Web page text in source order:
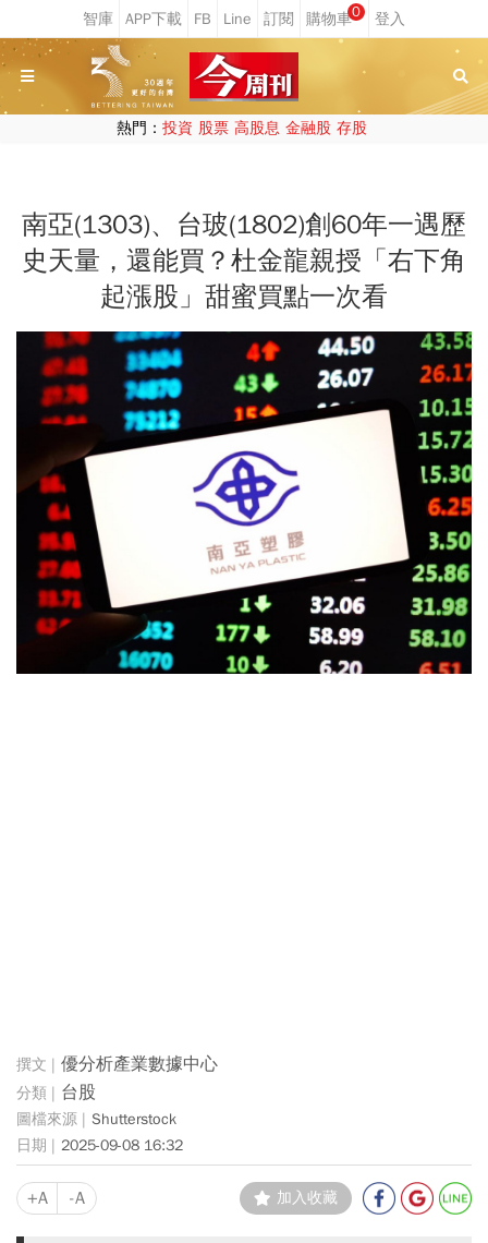
0
熱門： 投資 股票 高股息 金融股 存股
南亞(1303)、台玻(1802)創60年一遇歷
史天量，還能買？杜金龍親授「右下角
起漲股」甜蜜買點一次看
優分析產業數據中心
台股
Shutterstock
2025-09-08 16:32
+A -A 加入收藏